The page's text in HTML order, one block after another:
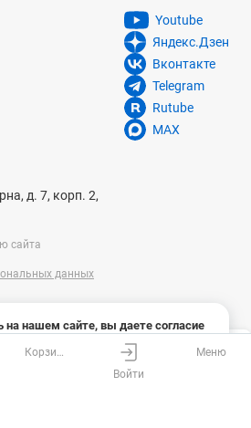
на нашем сайте, вы даете согласие
файлов cookies и сбор данных
веб-аналитики
д. 7, корп. 2,
Youtube
Яндекс.Дзен
Вконтакте
Telegram
Rutube
MAX
сайта
данных
справочный характер и не является
положениями Статьи 437
Федерации. Технические
без предварительного уведомления.
менеджеров.
Корзина
Войти
Меню